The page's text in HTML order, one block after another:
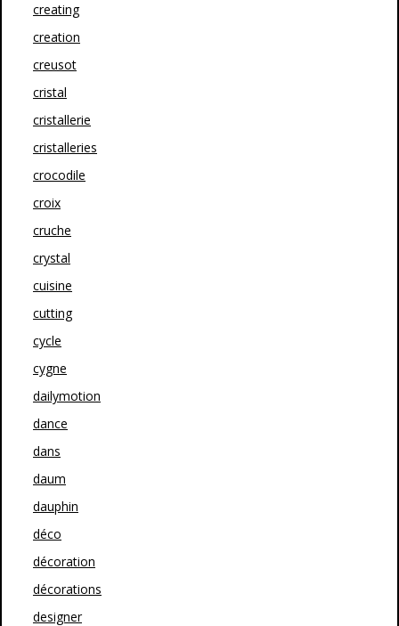
creating
creation
creusot
cristal
cristallerie
cristalleries
crocodile
croix
cruche
crystal
cuisine
cutting
cycle
cygne
dailymotion
dance
dans
daum
dauphin
déco
décoration
décorations
designer